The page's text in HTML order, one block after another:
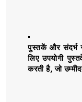
पुस्तकें और संदर्भ
लिए उपयोगी
करती है, जो